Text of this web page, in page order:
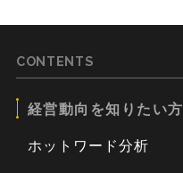
CONTENTS
経営動向を知りたい方
ホットワード分析